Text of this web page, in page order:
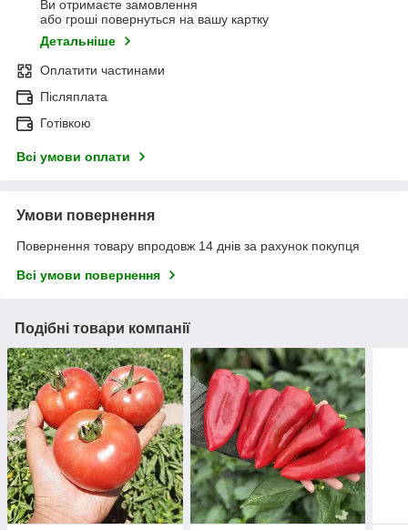
Ви отримаєте замовлення
або гроші повернуться на вашу картку
Детальніше
Оплатити частинами
Післяплата
Готівкою
Всі умови оплати
Умови повернення
Повернення товару впродовж 14 днів за рахунок покупця
Всі умови повернення
Подібні товари компанії